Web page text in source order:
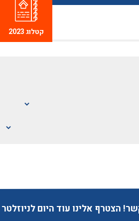
הצטרף אלינו עוד היום לניוזלטר
קטלוג 2023